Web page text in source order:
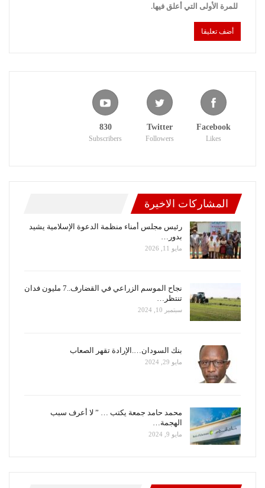
للمرة الأولى التي أعلق فيها.
Facebook
Likes
Twitter
Followers
830
Subscribers
المشاركات الاخيرة
رئيس مجلس أمناء منظمة الدعوة الإسلامية يشيد
بدور…
مايو 11, 2026
نجاح الموسم الزراعي في القضارف..7 مليون فدان
تنتظر…
سبتمبر 10, 2024
بنك السودان….الإرادة تقهر الصعاب
مايو 29, 2024
محمد حامد جمعة يكتب … ” لا أعرف سبب
الهجمة…
مايو 9, 2024